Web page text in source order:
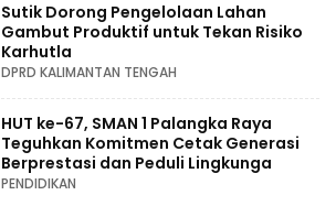
Sutik Dorong Pengelolaan Lahan
Gambut Produktif untuk Tekan Risiko
Karhutla
DPRD KALIMANTAN TENGAH
HUT ke-67, SMAN 1 Palangka Raya
Teguhkan Komitmen Cetak Generasi
Berprestasi dan Peduli Lingkunga
PENDIDIKAN